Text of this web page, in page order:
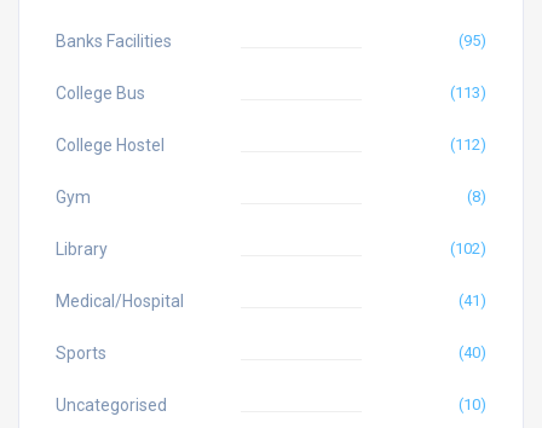
Banks Facilities (95)
College Bus (113)
College Hostel (112)
Gym (8)
Library (102)
Medical/Hospital (41)
Sports (40)
Uncategorised (10)